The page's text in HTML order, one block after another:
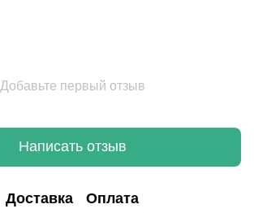
Добавьте первый отзыв
Написать отзыв
Доставка Оплата